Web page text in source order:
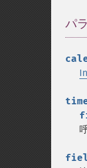
パ